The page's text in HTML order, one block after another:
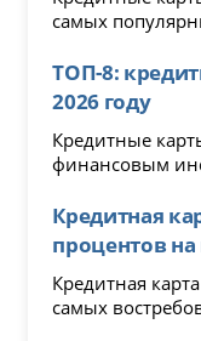
самых
ТОП-8:
2026 году
Кредитные
финансовым
Кредитная
процентов
Кредитная
самых